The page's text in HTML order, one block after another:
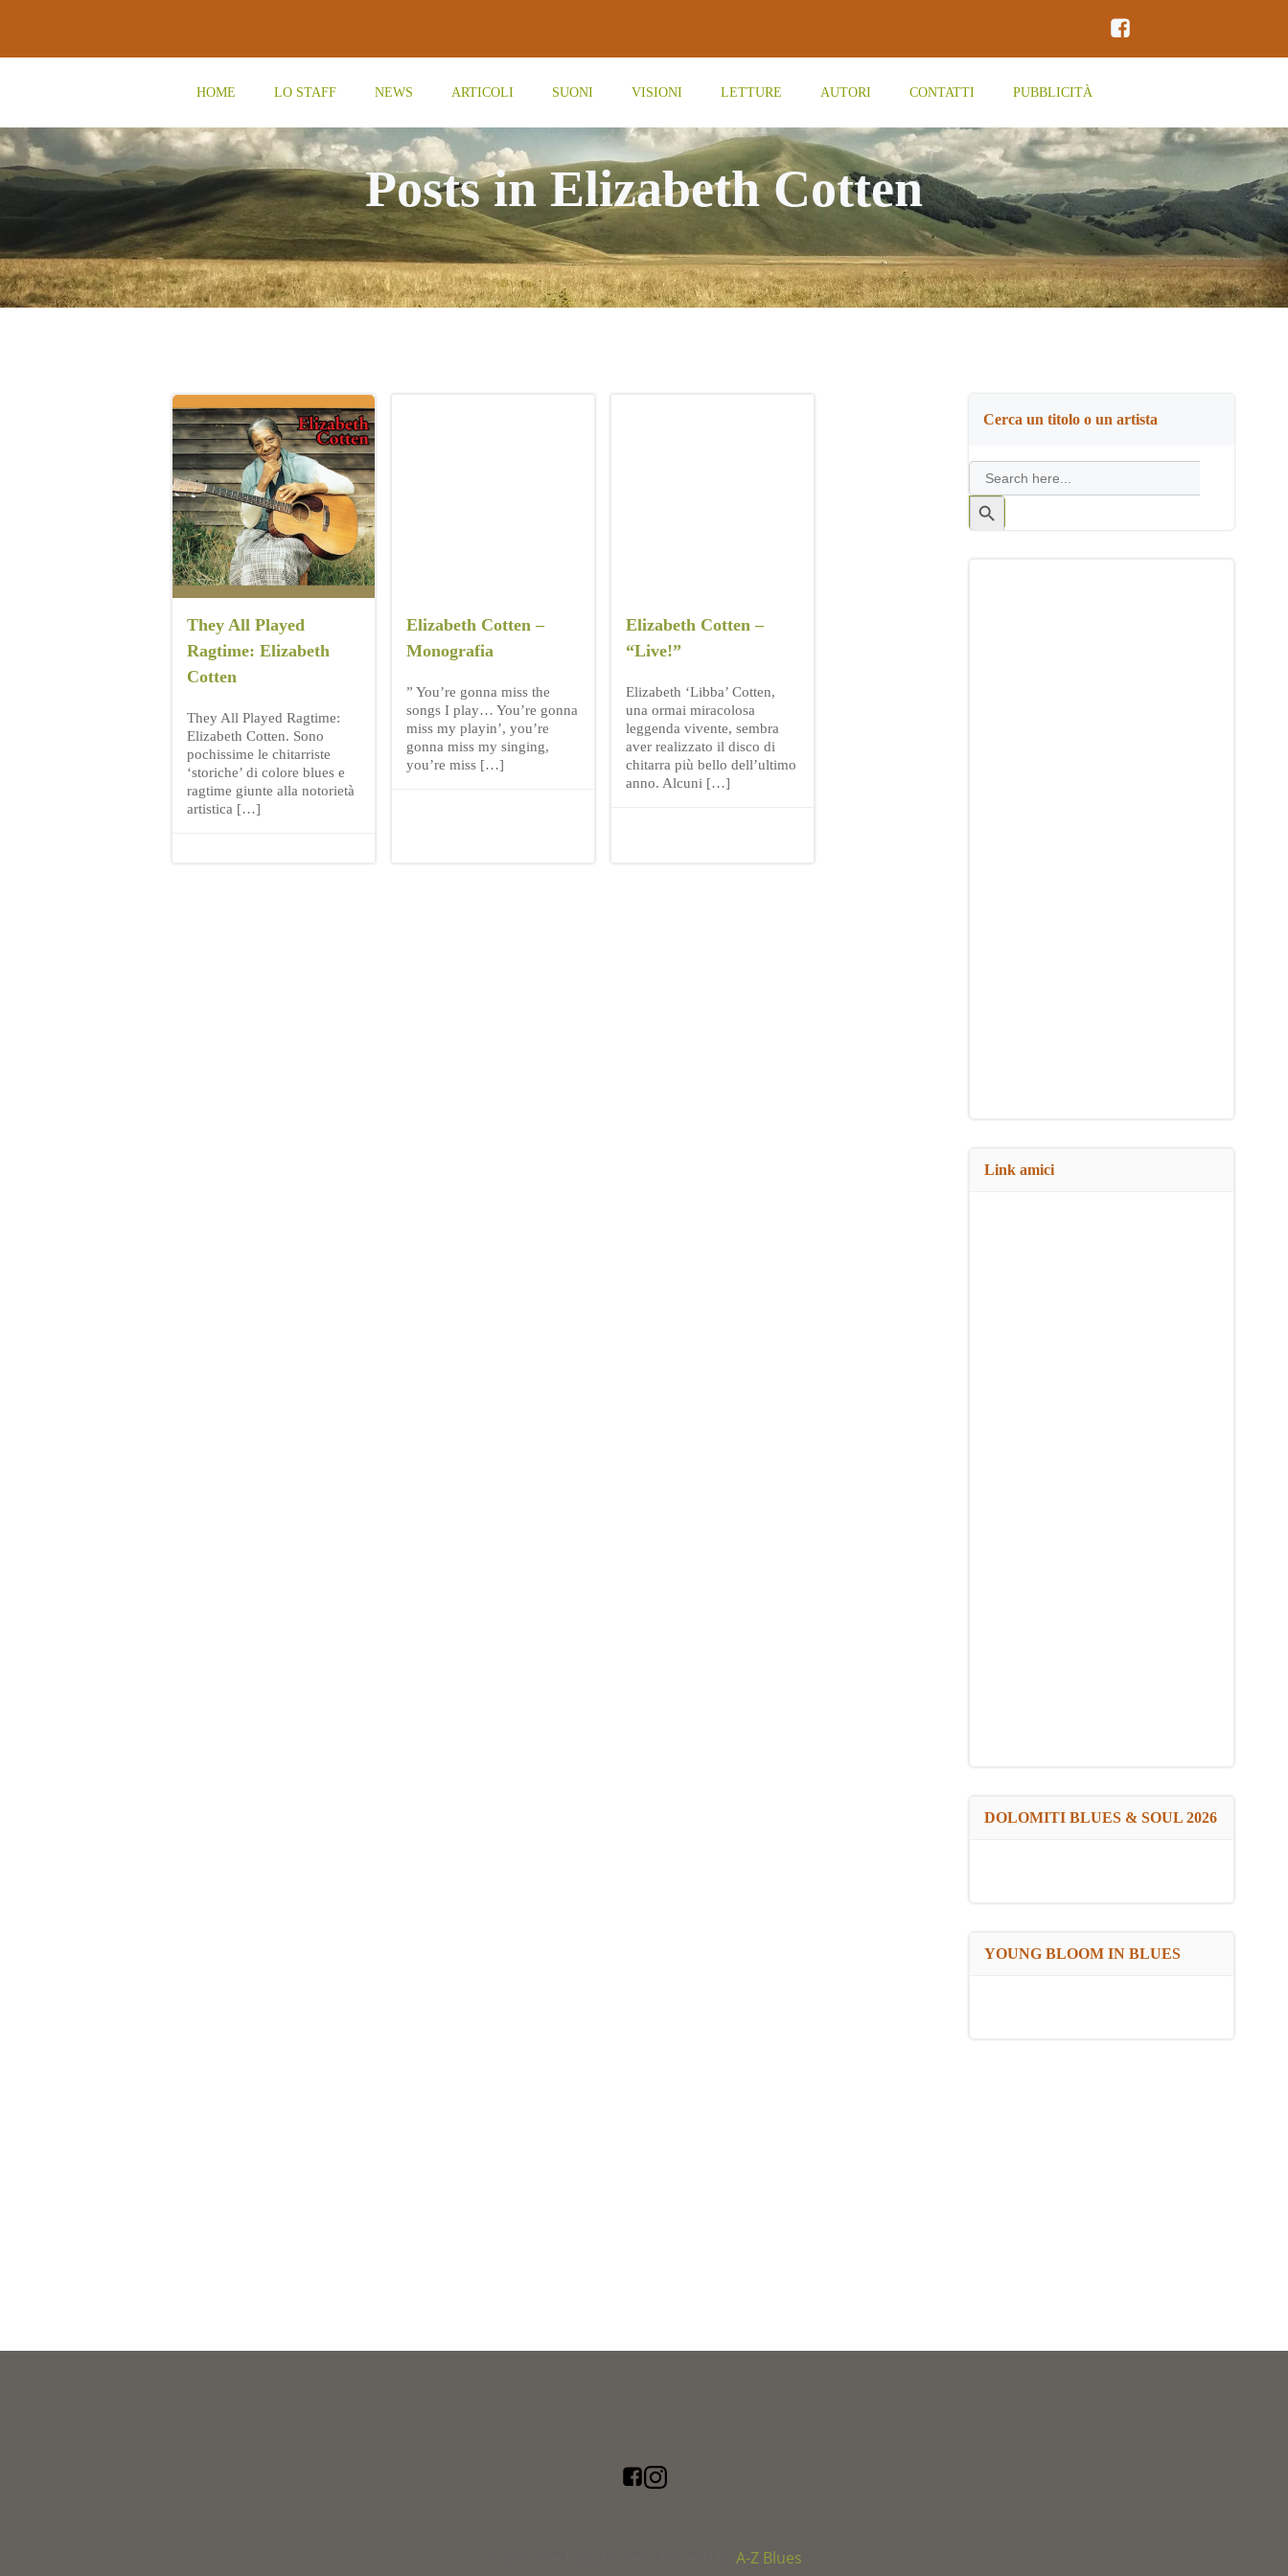
contenuto
HOME LO STAFF NEWS ARTICOLI SUONI VISIONI LETTURE AUTORI CONTATTI PUBBLICITÀ
Posts in Elizabeth Cotten
They All Played
Ragtime: Elizabeth
Cotten
They All Played Ragtime:
Elizabeth Cotten. Sono
pochissime le chitarriste
‘storiche’ di colore blues e
ragtime giunte alla notorietà
artistica […]
Elizabeth Cotten –
Monografia
” You’re gonna miss the
songs I play… You’re gonna
miss my playin’, you’re
gonna miss my singing,
you’re miss […]
Elizabeth Cotten –
“Live!”
Elizabeth ‘Libba’ Cotten,
una ormai miracolosa
leggenda vivente, sembra
aver realizzato il disco di
chitarra più bello dell’ultimo
anno. Alcuni […]
Cerca un titolo o un artista
Search
for:
Search
Button
Link amici
DOLOMITI BLUES & SOUL 2026
YOUNG BLOOM IN BLUES
A-Z Blues